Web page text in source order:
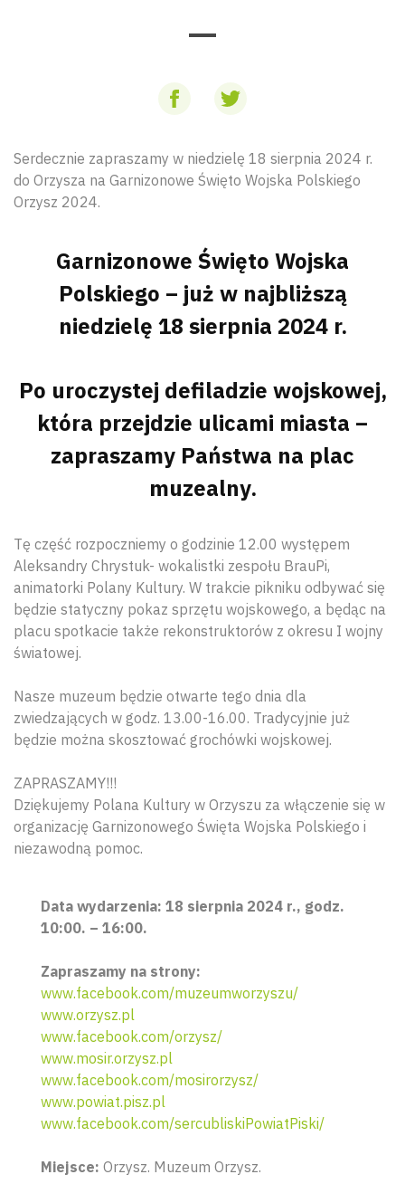
Serdecznie zapraszamy w niedzielę 18 sierpnia 2024 r.
do Orzysza na Garnizonowe Święto Wojska Polskiego
Orzysz 2024.
Garnizonowe Święto Wojska
Polskiego – już w najbliższą
niedzielę 18 sierpnia 2024 r.
Po uroczystej defiladzie wojskowej,
która przejdzie ulicami miasta –
zapraszamy Państwa na plac
muzealny.
Tę część rozpoczniemy o godzinie 12.00 występem
Aleksandry Chrystuk- wokalistki zespołu BrauPi,
animatorki Polany Kultury. W trakcie pikniku odbywać się
będzie statyczny pokaz sprzętu wojskowego, a będąc na
placu spotkacie także rekonstruktorów z okresu I wojny
światowej.
Nasze muzeum będzie otwarte tego dnia dla
zwiedzających w godz. 13.00-16.00. Tradycyjnie już
będzie można skosztować grochówki wojskowej.
ZAPRASZAMY!!!
Dziękujemy Polana Kultury w Orzyszu za włączenie się w
organizację Garnizonowego Święta Wojska Polskiego i
niezawodną pomoc.
Data wydarzenia: 18 sierpnia 2024 r., godz.
10:00. – 16:00.
Zapraszamy na strony:
www.facebook.com/muzeumworzyszu/
www.orzysz.pl
www.facebook.com/orzysz/
www.mosir.orzysz.pl
www.facebook.com/mosirorzysz/
www.powiat.pisz.pl
www.facebook.com/sercubliskiPowiatPiski/
Miejsce: Orzysz. Muzeum Orzysz.